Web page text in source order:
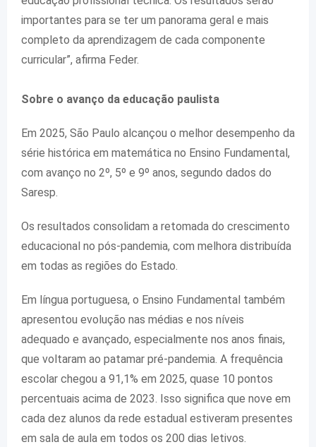
importantes para se ter um panorama geral e mais
completo da aprendizagem de cada componente
curricular”, afirma Feder.
Sobre o avanço da educação paulista
Em 2025, São Paulo alcançou o melhor desempenho da
série histórica em matemática no Ensino Fundamental,
com avanço no 2º, 5º e 9º anos, segundo dados do
Saresp.
Os resultados consolidam a retomada do crescimento
educacional no pós-pandemia, com melhora distribuída
em todas as regiões do Estado.
Em língua portuguesa, o Ensino Fundamental também
apresentou evolução nas médias e nos níveis
adequado e avançado, especialmente nos anos finais,
que voltaram ao patamar pré-pandemia. A frequência
escolar chegou a 91,1% em 2025, quase 10 pontos
percentuais acima de 2023. Isso significa que nove em
cada dez alunos da rede estadual estiveram presentes
em sala de aula em todos os 200 dias letivos.